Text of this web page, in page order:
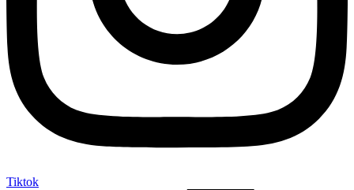
Tiktok